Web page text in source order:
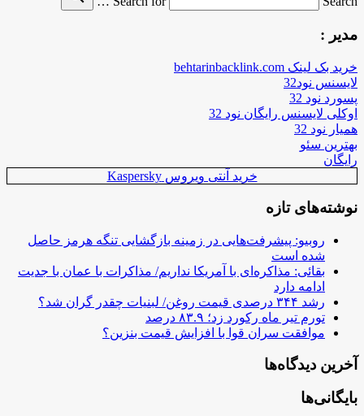
مدیر :
خرید بک لینک behtarinbacklink.com
لایسنس نود32
پسورد نود 32
اوکلی لایسنس رایگان نود 32
همیار نود 32
بهترین سئو
رایگان
خرید آنتی ویروس Kaspersky
نوشته‌های تازه
روبیو: پیشرفت‌هایی در زمینه بازگشایی تنگه هرمز حاصل
شده است
بقائی: مذاکره‌ای با آمریکا نداریم/ مذاکرات با عمان با جدیت
ادامه دارد
رشد ۳۴۴ درصدی قیمت روغن/ لبنیات چقدر گران شد؟
تورم تیر ماه رکورد زد؛ ۸۳.۹ درصد
موافقت سران قوا با افزایش قیمت بنزین؟
آخرین دیدگاه‌ها
بایگانی‌ها